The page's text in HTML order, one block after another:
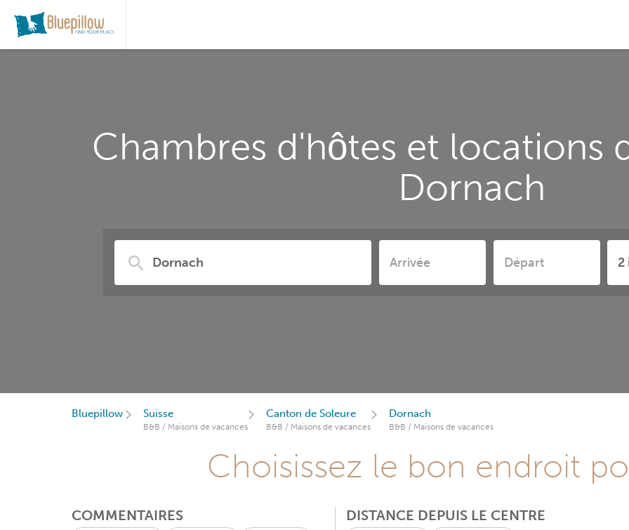
Chambres d'hôtes et locations
Dornach
Bluepillow Suisse
B&B / Maisons de vacances
Canton de Soleure
B&B / Maisons de vacances
Dornach
B&B / Maisons de vacances
Choisissez le bon endroit
COMMENTAIRES DISTANCE DEPUIS LE CENTRE